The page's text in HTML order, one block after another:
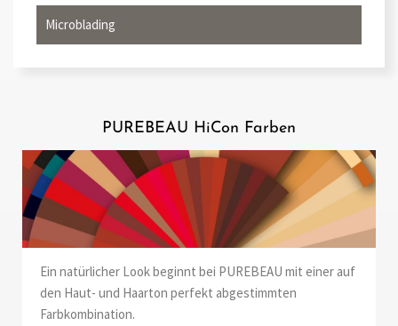
Microblading
PUREBEAU HiCon Farben
Ein natürlicher Look beginnt bei PUREBEAU mit einer auf
den Haut- und Haarton perfekt abgestimmten
Farbkombination.